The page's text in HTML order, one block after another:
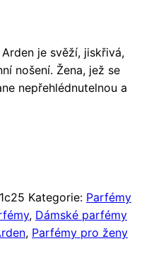
je svěží, jiskřivá,
nošení. Žena, jež se
nepřehlédnutelnou a
Kategorie: Parfémy
, Dámské parfémy
, Parfémy pro ženy